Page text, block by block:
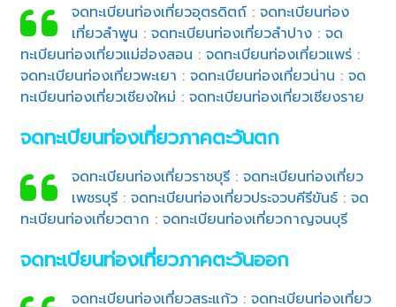
จดทะเบียนท่องเที่ยวอุตรดิตถ์: จดทะเบียนท่อง
เที่ยวลำพูน : จดทะเบียนท่องเที่ยวลำปาง: จด
ทะเบียนท่องเที่ยวแม่ฮ่องสอน :จดทะเบียนท่องเที่ยวแพร่ :
จดทะเบียนท่องเที่ยวพะเยา :จดทะเบียนท่องเที่ยวน่าน :จด
ทะเบียนท่องเที่ยวเชียงใหม่ :จดทะเบียนท่องเที่ยวเชียงราย
จดทะเบียนท่องเที่ยวภาคตะวันตก
จดทะเบียนท่องเที่ยวราชบุรี: จดทะเบียนท่องเที่ยว
เพชรบุรี: จดทะเบียนท่องเที่ยวประจวบคีรีขันธ์: จด
ทะเบียนท่องเที่ยวตาก :จดทะเบียนท่องเที่ยวกาญจนบุรี
จดทะเบียนท่องเที่ยวภาคตะวันออก
จดทะเบียนท่องเที่ยวสระแก้ว: จดทะเบียนท่องเที่ยว